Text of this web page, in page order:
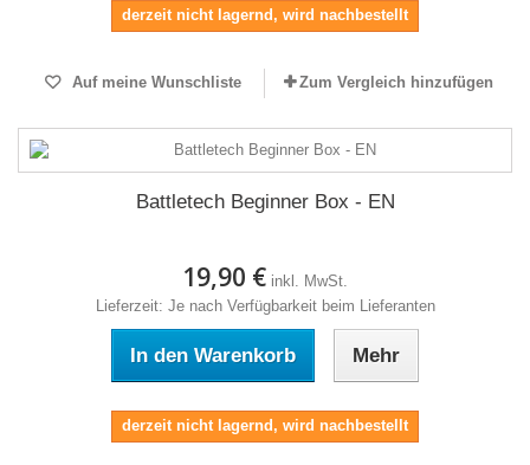
derzeit nicht lagernd, wird nachbestellt
Auf meine Wunschliste Zum Vergleich hinzufügen
Battletech Beginner Box - EN
19,90 € inkl. MwSt.
Lieferzeit: Je nach Verfügbarkeit beim Lieferanten
In den Warenkorb Mehr
derzeit nicht lagernd, wird nachbestellt